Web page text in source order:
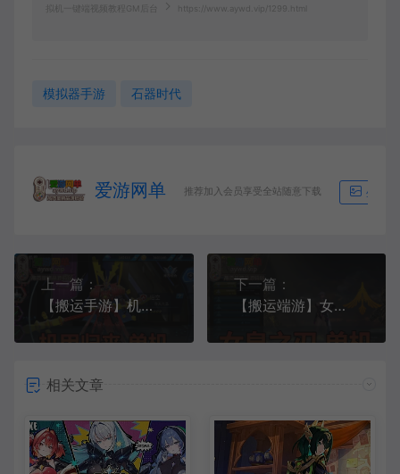
拟机一键端视频教程GM后台 https://www.aywd.vip/1299.html
模拟器手游 石器时代
爱游网单 推荐加入会员享受全站随意下载 生成海
上一篇：
【搬运手游】机甲归来虚拟机一键端视频教程GM后台
下一篇：
【搬运端游】女王之刃虚拟机一键端注册页视频教程无GM
相关文章